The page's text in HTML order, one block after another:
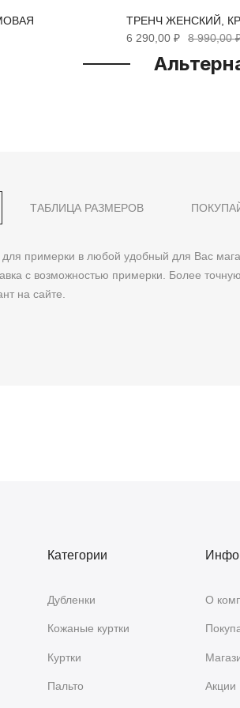
ТРЕНЧ ЖЕНСКИЙ,
6 290,00 ₽
8 990,00
примерки в любой удобный для Вас
с возможностью примерки. Более
на сайте.
ТАБЛИЦА РАЗМЕРОВ
Категории
Дубленки
Кожаные куртки
Куртки
Пальто
О
Акции